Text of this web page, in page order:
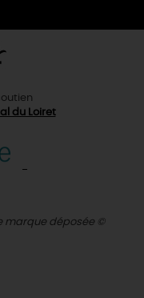
du Loiret
marque déposée ©